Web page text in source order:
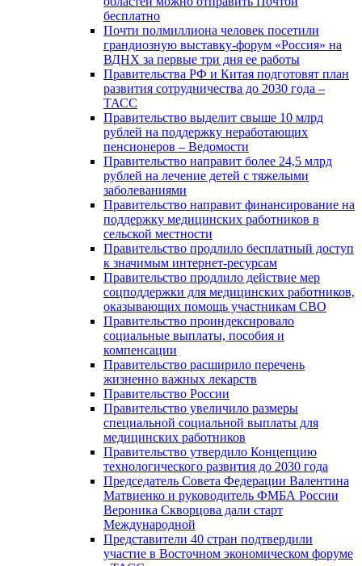
бесплатно
Почти полмиллиона человек посетили
грандиозную выставку-форум «Россия» на
ВДНХ за первые три дня ее работы
Правительства РФ и Китая подготовят план
развития сотрудничества до 2030 года –
ТАСС
Правительство выделит свыше 10 млрд
рублей на поддержку неработающих
пенсионеров – Ведомости
Правительство направит более 24,5 млрд
рублей на лечение детей с тяжелыми
заболеваниями
Правительство направит финансирование на
поддержку медицинских работников в
сельской местности
Правительство продлило бесплатный доступ
к значимым интернет-ресурсам
Правительство продлило действие мер
соцподдержки для медицинских работников,
оказывающих помощь участникам СВО
Правительство проиндексировало
социальные выплаты, пособия и
компенсации
Правительство расширило перечень
жизненно важных лекарств
Правительство России
Правительство увеличило размеры
специальной социальной выплаты для
медицинских работников
Правительство утвердило Концепцию
технологического развития до 2030 года
Председатель Совета Федерации Валентина
Матвиенко и руководитель ФМБА России
Вероника Скворцова дали старт
Международной
Представители 40 стран подтвердили
участие в Восточном экономическом форуме